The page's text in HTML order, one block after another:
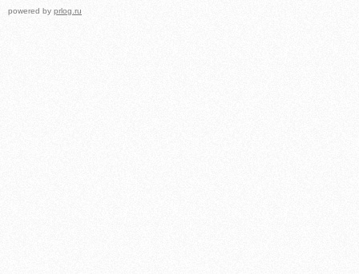
powered by prlog.ru